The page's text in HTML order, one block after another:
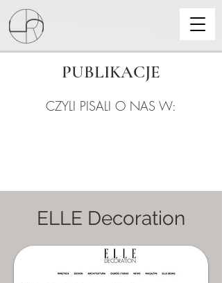
PUBLIKACJE
CZYLI PISALI O NAS W:
ELLE Decoration